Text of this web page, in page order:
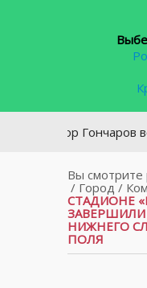
Гончаров
Вы смотрите
/ Город/
СТАДИОНЕ
НИЖНЕГО
ПОЛЯ